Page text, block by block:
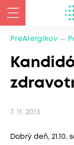
PreAlergikov
7. 11. 2013
Dobrý deň,